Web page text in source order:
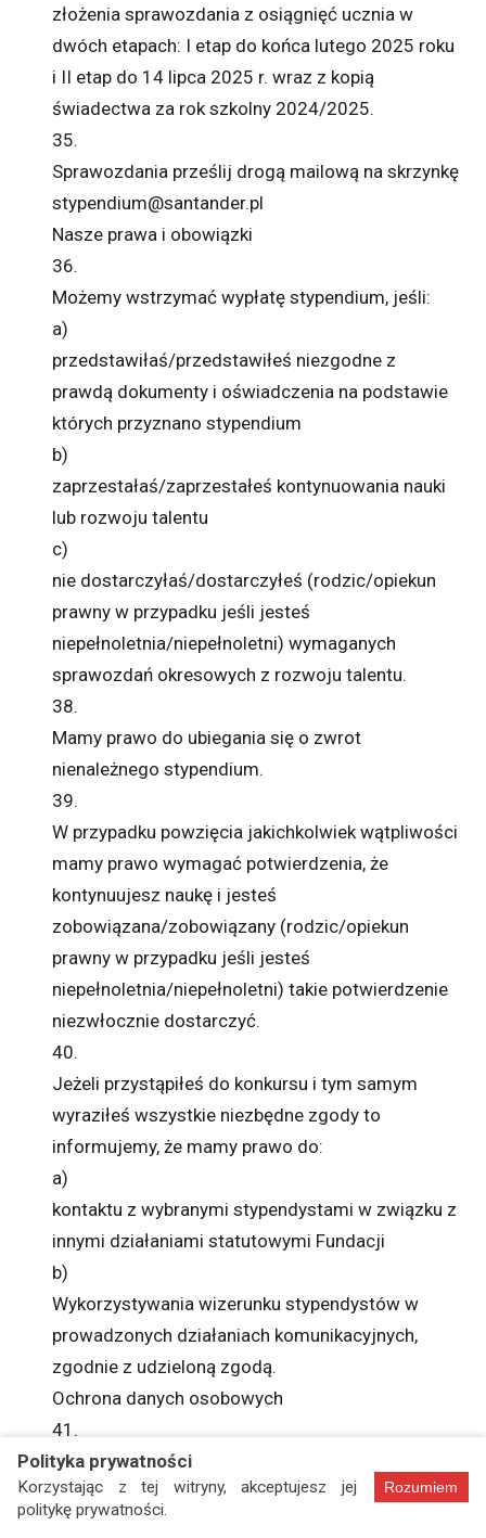
złożenia sprawozdania z osiągnięć ucznia w
dwóch etapach: I etap do końca lutego 2025 roku
i II etap do 14 lipca 2025 r. wraz z kopią
świadectwa za rok szkolny 2024/2025.
35.
Sprawozdania prześlij drogą mailową na skrzynkę
stypendium@santander.pl
Nasze prawa i obowiązki
36.
Możemy wstrzymać wypłatę stypendium, jeśli:
a)
przedstawiłaś/przedstawiłeś niezgodne z
prawdą dokumenty i oświadczenia na podstawie
których przyznano stypendium
b)
zaprzestałaś/zaprzestałeś kontynuowania nauki
lub rozwoju talentu
c)
nie dostarczyłaś/dostarczyłeś (rodzic/opiekun
prawny w przypadku jeśli jesteś
niepełnoletnia/niepełnoletni) wymaganych
sprawozdań okresowych z rozwoju talentu.
38.
Mamy prawo do ubiegania się o zwrot
nienależnego stypendium.
39.
W przypadku powzięcia jakichkolwiek wątpliwości
mamy prawo wymagać potwierdzenia, że
kontynuujesz naukę i jesteś
zobowiązana/zobowiązany (rodzic/opiekun
prawny w przypadku jeśli jesteś
niepełnoletnia/niepełnoletni) takie potwierdzenie
niezwłocznie dostarczyć.
40.
Jeżeli przystąpiłeś do konkursu i tym samym
wyraziłeś wszystkie niezbędne zgody to
informujemy, że mamy prawo do:
a)
kontaktu z wybranymi stypendystami w związku z
innymi działaniami statutowymi Fundacji
b)
Wykorzystywania wizerunku stypendystów w
prowadzonych działaniach komunikacyjnych,
zgodnie z udzieloną zgodą.
Ochrona danych osobowych
41.
Jesteśmy administratorem Twoich danych
osobowych, do których będziemy mieć dostęp
w związku z realizacją konkursu.
Polityka prywatności
Korzystając z tej witryny, akceptujesz jej
politykę prywatności.
Rozumiem